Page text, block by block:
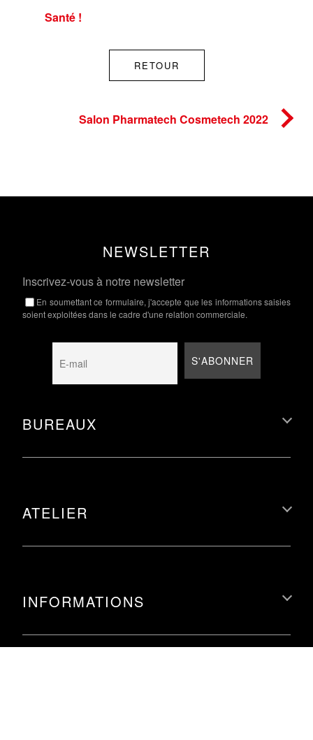
Santé !
RETOUR
Salon Pharmatech Cosmetech 2022
NEWSLETTER
Inscrivez-vous à notre newsletter
En soumettant ce formulaire, j'accepte que les informations saisies
soient exploitées dans le cadre d'une relation commerciale.
BUREAUX
ATELIER
INFORMATIONS